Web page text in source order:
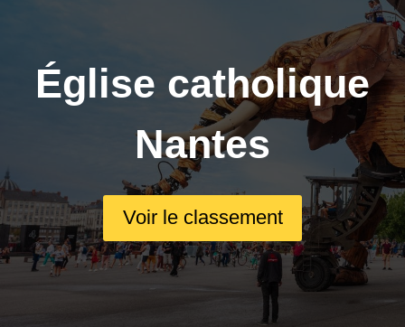
Église catholique
Nantes
Voir le classement